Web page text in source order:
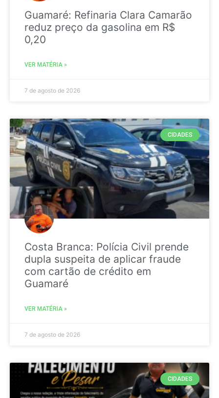
Guamaré: Refinaria Clara Camarão
reduz preço da gasolina em R$
0,20
VER MATÉRIA »
7 de agosto de 2026
CIDADES
Costa Branca: Polícia Civil prende
dupla suspeita de aplicar fraude
com cartão de crédito em
Guamaré
VER MATÉRIA »
7 de agosto de 2026
CIDADES